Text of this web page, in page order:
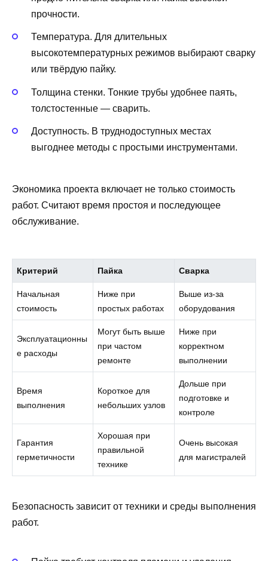
прочности.
Температура. Для длительных
высокотемпературных режимов выбирают сварку
или твёрдую пайку.
Толщина стенки. Тонкие трубы удобнее паять,
толстостенные — сварить.
Доступность. В труднодоступных местах
выгоднее методы с простыми инструментами.
Экономика проекта включает не только стоимость
работ. Считают время простоя и последующее
обслуживание.
Критерий Пайка Сварка
Начальная
стоимость
Ниже при
простых работах
Выше из‑за
оборудования
Эксплуатационны
е расходы
Могут быть выше
при частом
ремонте
Ниже при
корректном
выполнении
Время
выполнения
Короткое для
небольших узлов
Дольше при
подготовке и
контроле
Гарантия
герметичности
Хорошая при
правильной
технике
Очень высокая
для магистралей
Безопасность зависит от техники и среды выполнения
работ.